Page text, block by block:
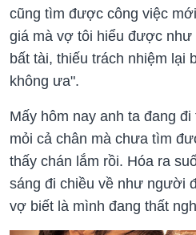
cũng tìm được công việc
giá mà vợ tôi hiểu được như
bất tài, thiếu trách nhiệm lại
không ưa".
Mấy hôm nay anh ta đang
mỏi cả chân mà chưa tìm
thấy chán lắm rồi. Hóa ra
sáng đi chiều về như người
vợ biết là mình đang